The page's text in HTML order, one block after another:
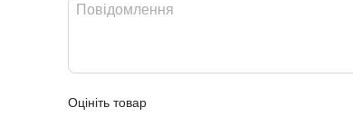
Оцініть товар